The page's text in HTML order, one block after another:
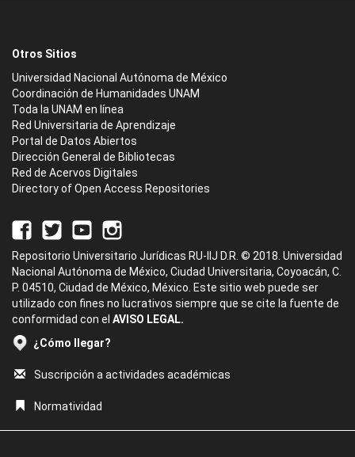
Otros Sitios
Universidad Nacional Autónoma de México
Coordinación de Humanidades UNAM
Toda la UNAM en línea
Red Universitaria de Aprendizaje
Portal de Datos Abiertos
Dirección General de Bibliotecas
Red de Acervos Digitales
Directory of Open Access Repositories
Repositorio Universitario Jurídicas RU-IIJ D.R. © 2018. Universidad
Nacional Autónoma de México, Ciudad Universitaria, Coyoacán, C.
P. 04510, Ciudad de México, México. Este sitio web puede ser
utilizado con fines no lucrativos siempre que se cite la fuente de
conformidad con el AVISO LEGAL.
¿Cómo llegar?
Suscripción a actividades académicas
Normatividad